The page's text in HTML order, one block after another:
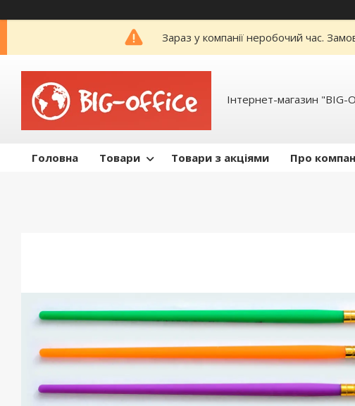
Зараз у компанії неробочий час.
Інтернет-магазин "BIG-
Головна Товари Товари з акціями Про